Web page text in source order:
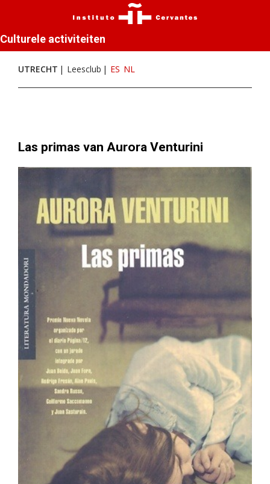
Culturele activiteiten
UTRECHT Leesclub ES NL
Las primas van Aurora Venturini